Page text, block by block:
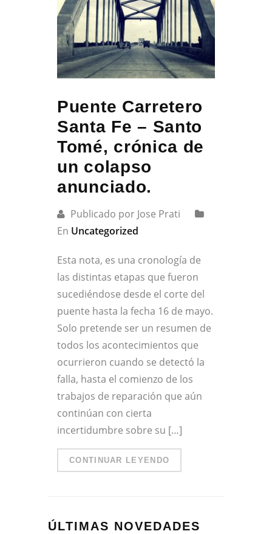
Puente Carretero
Santa Fe – Santo
Tomé, crónica de
un colapso
anunciado.
Publicado por Jose Prati
En Uncategorized
Esta nota, es una cronología de
las distintas etapas que fueron
sucediéndose desde el corte del
puente hasta la fecha 16 de mayo.
Solo pretende ser un resumen de
todos los acontecimientos que
ocurrieron cuando se detectó la
falla, hasta el comienzo de los
trabajos de reparación que aún
continúan con cierta
incertidumbre sobre su […]
CONTINUAR LEYENDO
ÚLTIMAS NOVEDADES